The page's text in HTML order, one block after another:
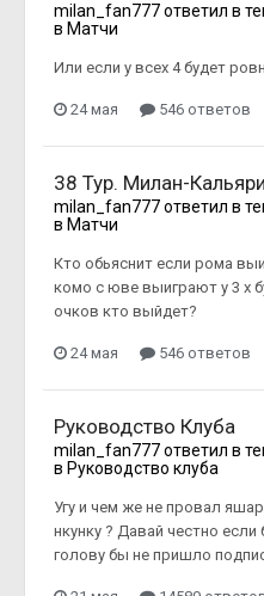
milan_fan777ответил в
в Матчи
Или если у всех 4 будет
24 мая 546 ответов
38 Тур. Милан-Кальяри
milan_fan777ответил в
в Матчи
Кто обьяснит если рома
комо с юве выиграют у 3 х
очков кто выйдет?
24 мая 546 ответов
Руководство Клуба
milan_fan777ответил в
в Руководство клуба
Угу и чем же не провал
нкунку ? Давай честно
голову бы не пришло